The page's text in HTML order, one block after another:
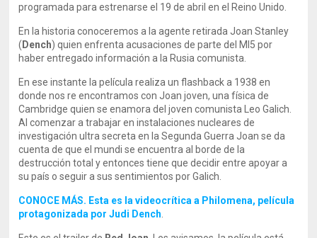
programada para estrenarse el 19 de abril en el Reino Unido.
En la historia conoceremos a la agente retirada Joan Stanley
( Dench) quien enfrenta acusaciones de parte del MI5 por
haber entregado información a la Rusia comunista.
En ese instante la película realiza un flashback a 1938 en
donde nos re encontramos con Joan joven, una física de
Cambridge quien se enamora del joven comunista Leo Galich.
Al comenzar a trabajar en instalaciones nucleares de
investigación ultra secreta en la Segunda Guerra Joan se da
cuenta de que el mundi se encuentra al borde de la
destrucción total y entonces tiene que decidir entre apoyar a
su país o seguir a sus sentimientos por Galich.
CONOCE MÁS. Esta es la videocrítica a Philomena, película
protagonizada por Judi Dench